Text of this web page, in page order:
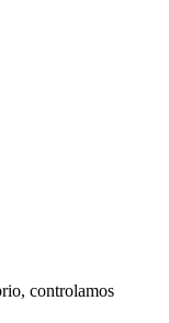
controlamos